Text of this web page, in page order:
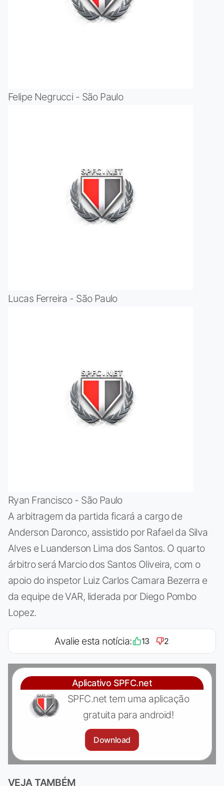
Felipe Negrucci - São Paulo
Lucas Ferreira - São Paulo
Ryan Francisco - São Paulo
A arbitragem da partida ficará a cargo de
Anderson Daronco, assistido por Rafael da Silva
Alves e Luanderson Lima dos Santos. O quarto
árbitro será Marcio dos Santos Oliveira, com o
apoio do inspetor Luiz Carlos Camara Bezerra e
da equipe de VAR, liderada por Diego Pombo
Lopez.
Avalie esta notícia: 13 2
Aplicativo SPFC.net
SPFC.net tem uma aplicação
gratuita para android!
Download
VEJA TAMBÉM